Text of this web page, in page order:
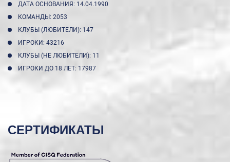
ДАТА ОСНОВАНИЯ: 14.04.1990
КОМАНДЫ: 2053
КЛУБЫ (ЛЮБИТЕЛИ): 147
ИГРОКИ: 43216
КЛУБЫ (НЕ ЛЮБИТЕЛИ): 11
ИГРОКИ ДО 18 ЛЕТ: 17987
СЕРТИФИКАТЫ